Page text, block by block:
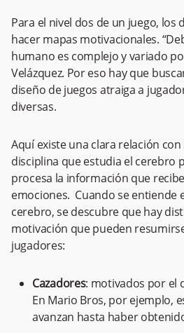
Para el nivel dos de un juego, los
hacer mapas motivacionales.
humano es complejo y variado
Velázquez. Por eso hay que
diseño de juegos atraiga a
diversas. ​​
Aquí existe una clara relación
disciplina que estudia el cerebro
procesa la información que
emociones. Cuando se entiende
cerebro, se descubre que hay
motivación que pueden
jugadores:
Cazadores: motivados por el
En Mario Bros, por ejemplo,
avanzan hasta haber